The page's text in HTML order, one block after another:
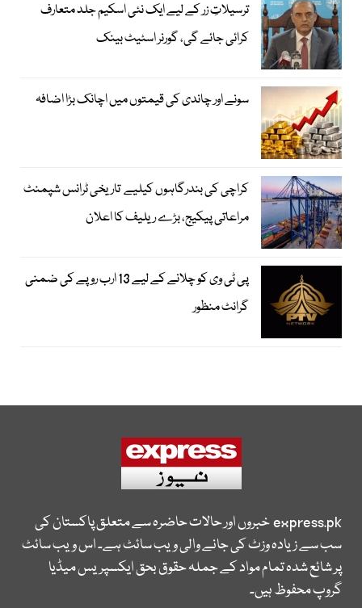
ترسیلاتِ زر کے لیے ایک نئی اسکیم جلد متعارف
کرائی جائے گی، گورنر اسٹیٹ بینک
سونے اور چاندی کی قیمتوں میں اچانک بڑا اضافہ
کراچی کی بندرگاہوں کیلیے تاریخی ٹرانس شپمنٹ
مراعاتی پیکیج، بڑے ریلیف کا اعلان
پی ٹی وی کو چلانے کے لیے 13 ارب روپے کی ضمنی
گرانٹ منظور
express.pkخبروں اور حالات حاضرہ سے متعلق پاکستان کی
سب سے زیادہ وزٹ کی جانے والی ویب سائٹ ہے۔ اس ویب سائٹ
پر شائع شدہ تمام مواد کے جملہ حقوق بحق ایکسپریس میڈیا
گروپ محفوظ ہیں۔